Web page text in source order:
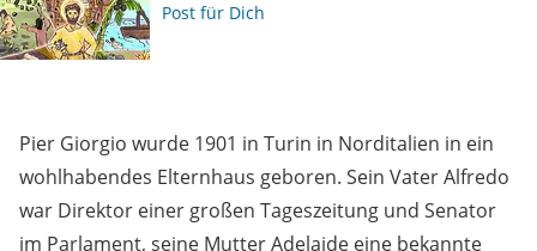
Post für Dich
Pier Giorgio wurde 1901 in Turin in Norditalien in ein
wohlhabendes Elternhaus geboren. Sein Vater Alfredo
war Direktor einer großen Tageszeitung und Senator
im Parlament, seine Mutter Adelaide eine bekannte